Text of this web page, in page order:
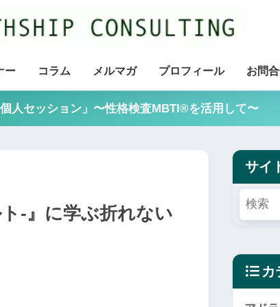
ー コラム メルマガ プロフィール お問
人セッション」〜性格検査MBTI®を活用して〜
-』に学ぶ折れない
サイ
カ